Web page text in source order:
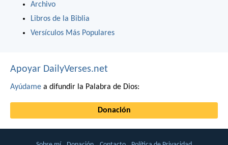
Archivo
Libros de la Biblia
Versículos Más Populares
Apoyar DailyVerses.net
Ayúdame a difundir la Palabra de Dios:
Donación